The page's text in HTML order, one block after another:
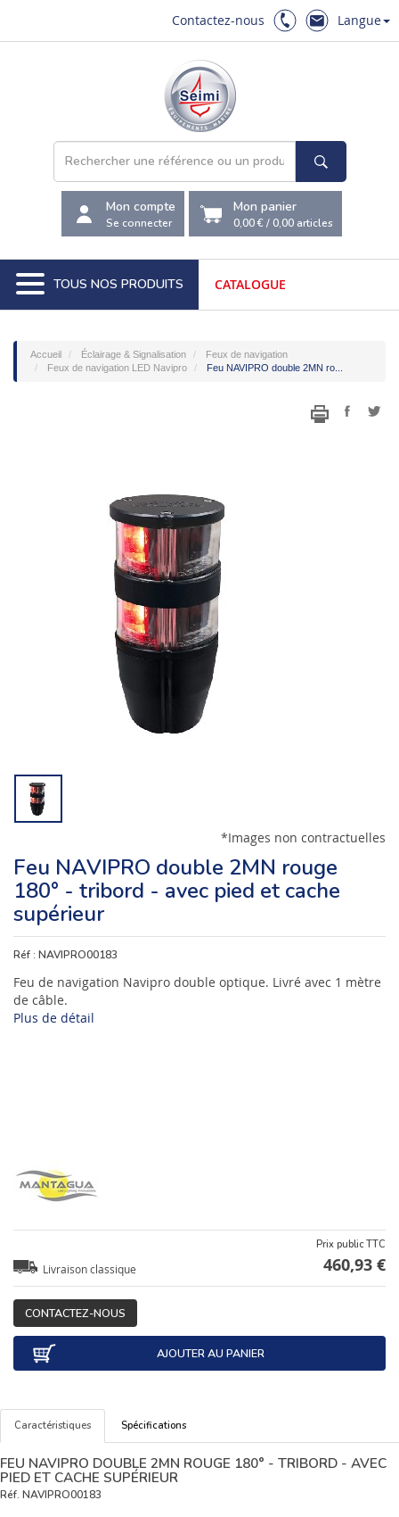
Contactez-nous Langue
Mon compte
Se connecter
Mon panier
0,00 €/0,00 articles
TOUS NOS PRODUITS CATALOGUE
Accueil Éclairage & Signalisation
Feux de navigation
Feux de navigation LED Navipro
Feu NAVIPRO double 2MN ro...
*Images non contractuelles
Feu NAVIPRO double 2MN rouge
180° - tribord - avec pied et cache
supérieur
Réf : NAVIPRO00183
Feu de navigation Navipro double optique. Livré avec 1 mètre
de câble.
Plus de détail
Livraison classique
Prix public TTC
460,93 €
CONTACTEZ-NOUS
AJOUTER AU PANIER
Caractéristiques Spécifications
FEU NAVIPRO DOUBLE 2MN ROUGE 180° - TRIBORD - AVEC
PIED ET CACHE SUPÉRIEUR
Réf. NAVIPRO00183